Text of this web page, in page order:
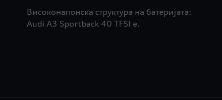
Високонапонска структура на батеријата:
Audi A3 Sportback 40 TFSI e.